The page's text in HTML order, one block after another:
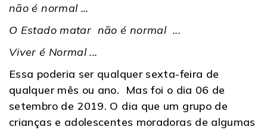
não é normal ...
O Estado matar não é normal ...
Viver é Normal ...
Essa poderia ser qualquer sexta-feira de
qualquer mês ou ano. Mas foi o dia 06 de
setembro de 2019. O dia que um grupo de
crianças e adolescentes moradoras de algumas